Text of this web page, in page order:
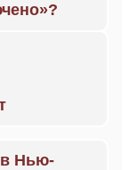
в Нью-